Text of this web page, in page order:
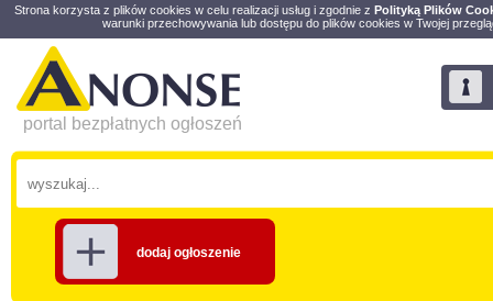
Strona korzysta z plików cookies w celu realizacji usług i zgodnie z Polityką Plików
warunki przechowywania lub dostępu do plików cookies w Twojej
portal bezpłatnych ogłoszeń
dodaj ogłoszenie